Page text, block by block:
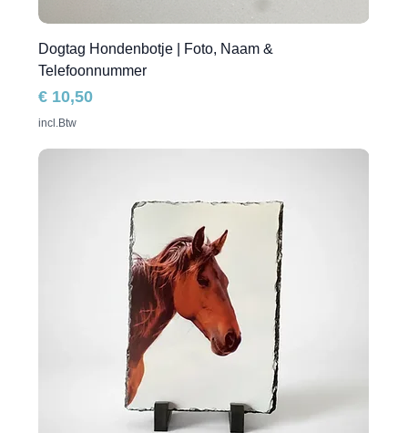
Dogtag Hondenbotje | Foto, Naam &
Telefoonnummer
Prijs
€ 10,50
incl.Btw